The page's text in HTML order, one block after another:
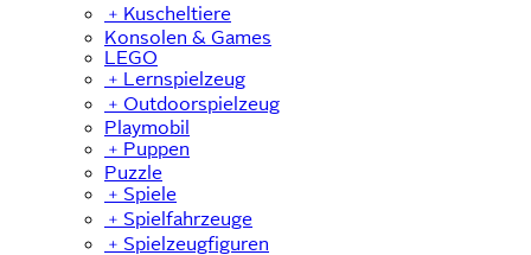
﹢ Kuscheltiere
Konsolen & Games
LEGO
﹢ Lernspielzeug
﹢ Outdoorspielzeug
Playmobil
﹢ Puppen
Puzzle
﹢ Spiele
﹢ Spielfahrzeuge
﹢ Spielzeugfiguren